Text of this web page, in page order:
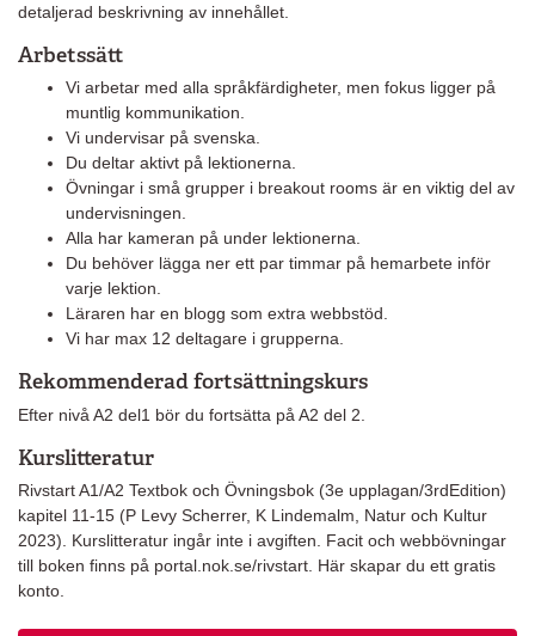
detaljerad beskrivning av innehållet.
Arbetssätt
Vi arbetar med alla språkfärdigheter, men fokus ligger på
muntlig kommunikation.
Vi undervisar på svenska.
Du deltar aktivt på lektionerna.
Övningar i små grupper i breakout rooms är en viktig del av
undervisningen.
Alla har kameran på under lektionerna.
Du behöver lägga ner ett par timmar på hemarbete inför
varje lektion.
Läraren har en blogg som extra webbstöd.
Vi har max 12 deltagare i grupperna.
Rekommenderad fortsättningskurs
Efter nivå A2 del1 bör du fortsätta på A2 del 2.
Kurslitteratur
Rivstart A1/A2 Textbok och Övningsbok (3e upplagan/3rdEdition)
kapitel 11-15 (P Levy Scherrer, K Lindemalm, Natur och Kultur
2023). Kurslitteratur ingår inte i avgiften. Facit och webbövningar
till boken finns på portal.nok.se/rivstart. Här skapar du ett gratis
konto.